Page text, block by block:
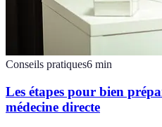
Conseils pratiques6 min
Les étapes pour bien
médecine directe